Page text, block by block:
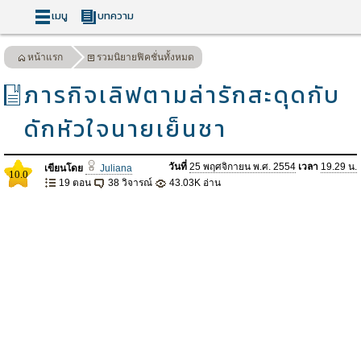
เมนู บทความ
หน้าแรก รวมนิยายฟิคชั่นทั้งหมด
ภารกิจเลิฟตามล่ารักสะดุดกับ
ดักหัวใจนายเย็นชา
10.0 เขียนโดย Juliana วันที่ 25 พฤศจิกายน พ.ศ. 2554 เวลา 19.29 น.
19 ตอน
38 วิจารณ์ 43.03K อ่าน